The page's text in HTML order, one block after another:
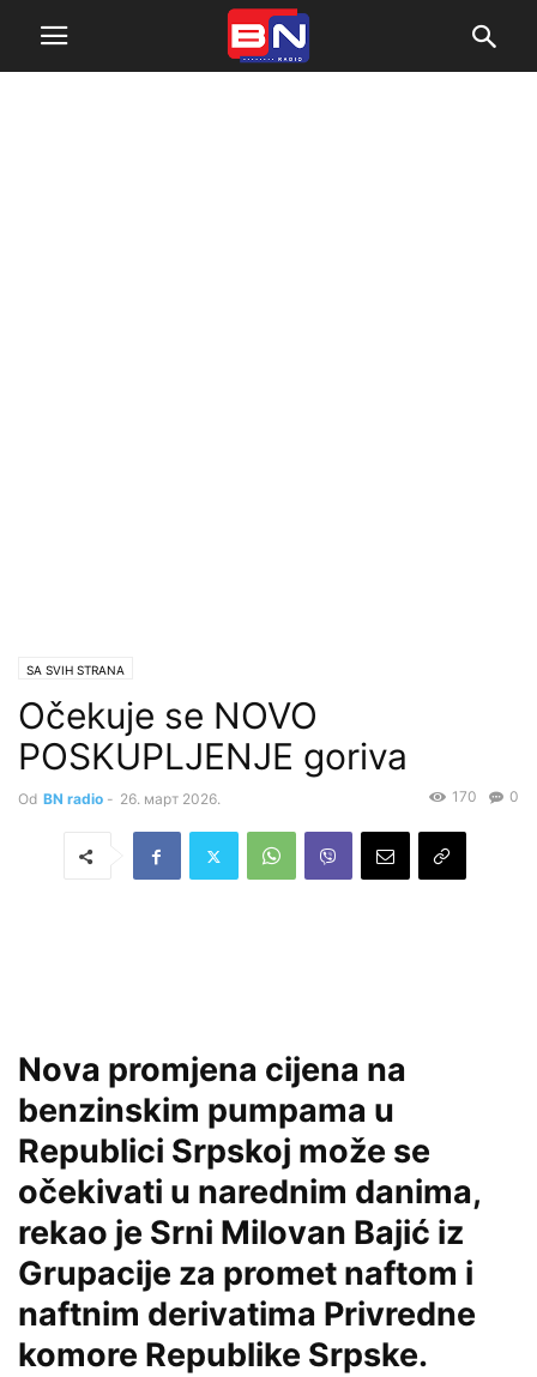
SA SVIH STRANA
Očekuje se NOVO
POSKUPLJENJE goriva
Od BN radio - 26. март 2026. 0
170
Nova promjena cijena na
benzinskim pumpama u
Republici Srpskoj može se
očekivati u narednim danima,
rekao je Srni Milovan Bajić iz
Grupacije za promet naftom i
naftnim derivatima Privredne
komore Republike Srpske.